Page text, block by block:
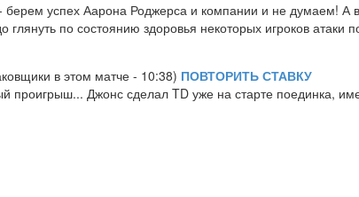
успех Аарона Роджерса и компании и не думаем! А в
по состоянию здоровья некоторых игроков атаки
в этом матче - 10:38) ПОВТОРИТЬ СТАВКУ
проигрыш... Джонс сделал TD уже на старте поединка,